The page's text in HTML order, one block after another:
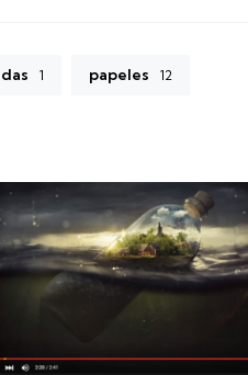
1 papeles 12